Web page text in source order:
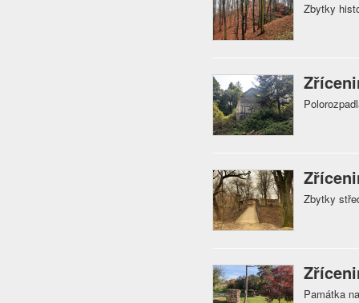
Zbytky
Zbytky
Památka